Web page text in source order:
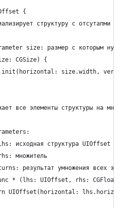
{
структуру с отсутапми
size: размер с которым
CGSize) {
size.width,
все элементы структуры на
исходная структура UIOffset
множитель
результат умножения всех
* (lhs: UIOffset, rhs: CGFloat)
UIOffset(horizontal: